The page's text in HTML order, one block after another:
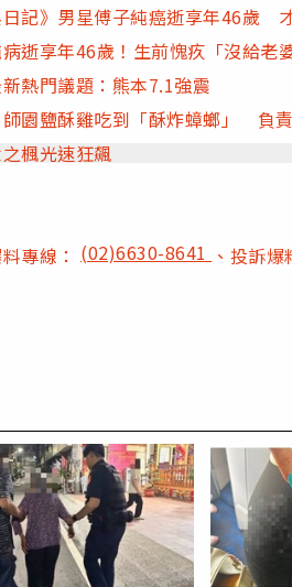
日記》男星傅子純癌逝享年46歲
逝享年46歲！生前愧疚「沒給老
熱門議題：熊本7.1強震
園鹽酥雞吃到「酥炸蟑螂」 負
楓光速狂飆
專線： (02)6630-8641 、投訴